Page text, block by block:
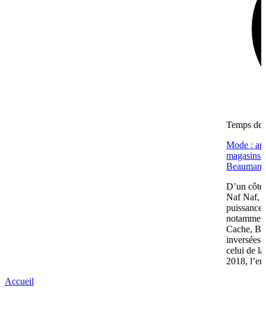
Temps de
Mode :
magasins
D’un
Naf Naf,
Cache,
inversées
celui de
2018,
Accueil